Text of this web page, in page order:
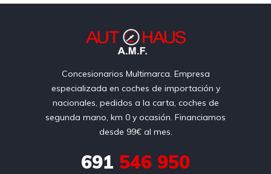
Concesionarios Multimarca. Empresa
especializada en coches de importación y
nacionales, pedidos a la carta, coches de
segunda mano, km 0 y ocasión. Financiamos
desde 99€ al mes.
691 546 950